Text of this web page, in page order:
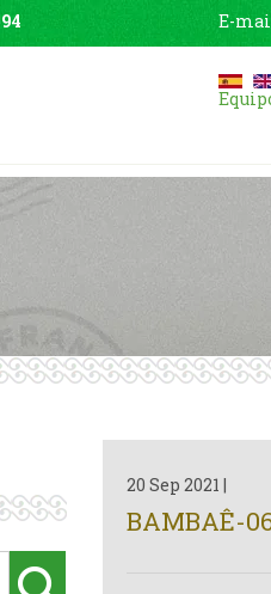
E-
20 Sep 2021 |
BAMBAÊ-